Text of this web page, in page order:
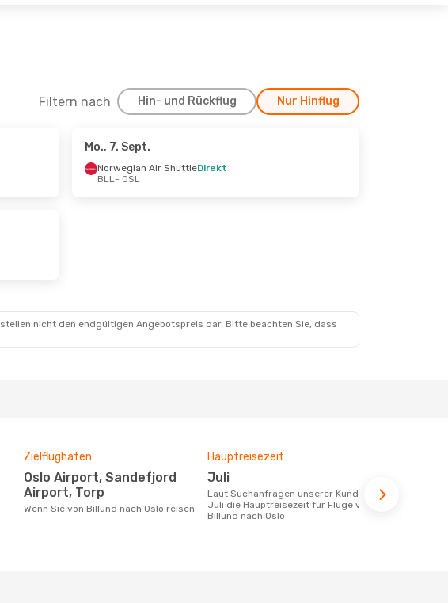
Filtern nach Hin- und Rückflug Nur Hinflug
- Mo., 31. Aug.
Norwegian Air ShuttleDirekt
OSL
- BLL
Mo., 7. Sept.
Norwegian Air ShuttleDirekt
BLL- OSL
nicht den endgültigen Angebotspreis dar. Bitte beachten Sie, dass
Zielflughäfen
Oslo Airport, Sandefjord
Airport, Torp
Wenn Sie von Billund nach Oslo reisen
Hauptreisezeit
Juli
Laut Suchanfragen unserer Kunden ist
Juli die Hauptreisezeit für Flüge von
Billund nach Oslo